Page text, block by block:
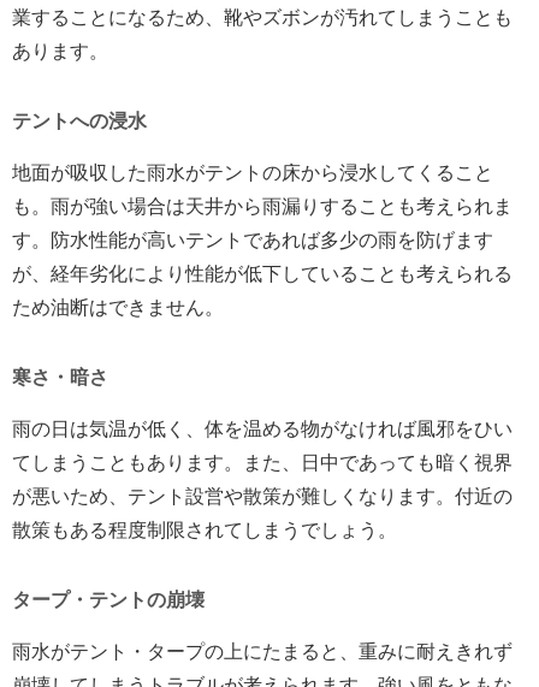
業することになるため、靴やズボンが汚れてしまうことも
あります。
テントへの浸水
地面が吸収した雨水がテントの床から浸水してくること
も。雨が強い場合は天井から雨漏りすることも考えられま
す。防水性能が高いテントであれば多少の雨を防げます
が、経年劣化により性能が低下していることも考えられる
ため油断はできません。
寒さ・暗さ
雨の日は気温が低く、体を温める物がなければ風邪をひい
てしまうこともあります。また、日中であっても暗く視界
が悪いため、テント設営や散策が難しくなります。付近の
散策もある程度制限されてしまうでしょう。
タープ・テントの崩壊
雨水がテント・タープの上にたまると、重みに耐えきれず